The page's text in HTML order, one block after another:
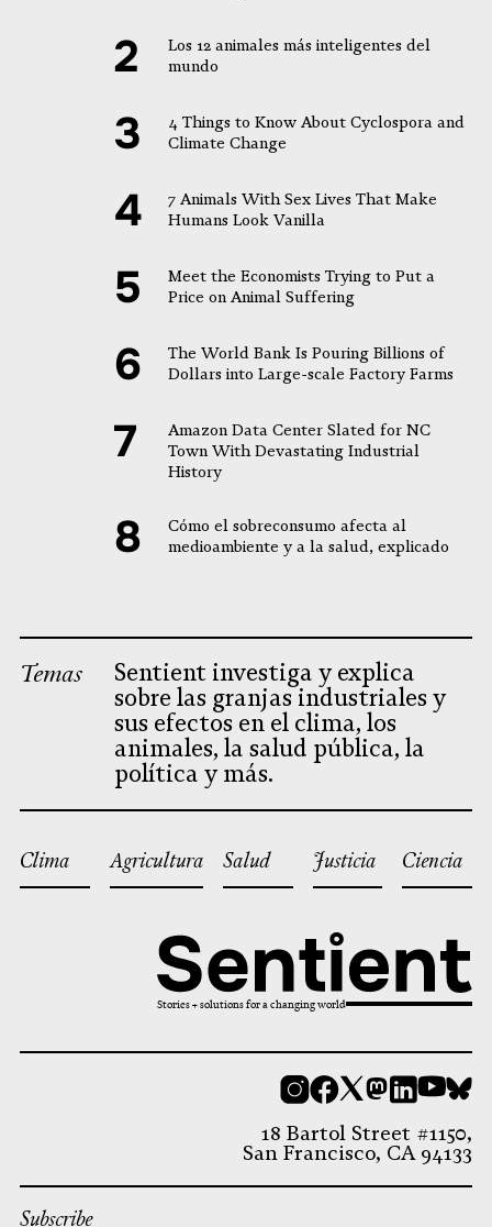
Los 12 animales más inteligentes del
mundo
4 Things to Know About Cyclospora and
Climate Change
7 Animals With Sex Lives That Make
Humans Look Vanilla
Meet the Economists Trying to Put a
Price on Animal Suffering
The World Bank Is Pouring Billions of
Dollars into Large-scale Factory Farms
Amazon Data Center Slated for NC
Town With Devastating Industrial
History
Cómo el sobreconsumo afecta al
medioambiente y a la salud, explicado
Temas
Sentient investiga y explica
sobre las granjas industriales y
sus efectos en el clima, los
animales, la salud pública, la
política y más.
Clima Agricultura Salud Justicia Ciencia
Stories + solutions for a changing world
18 Bartol Street #1150,
San Francisco, CA 94133
Subscribe